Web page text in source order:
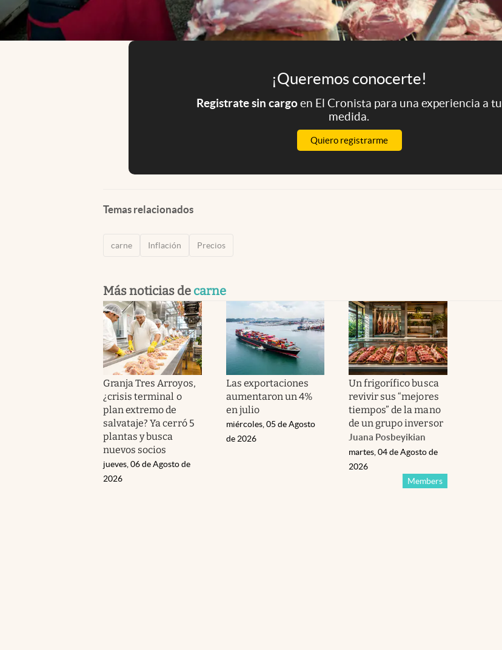
¡Queremos conocerte!
Registrate sin cargoen El Cronista para una experiencia a tu
medida.
Quiero registrarme
Temas relacionados
carne Inflación Precios
Más noticias de carne
Granja Tres Arroyos,
¿crisis terminal o
plan extremo de
salvataje? Ya cerró 5
plantas y busca
nuevos socios
jueves, 06 de Agosto de
2026
Las exportaciones
aumentaron un 4%
en julio
miércoles, 05 de Agosto
de 2026
Un frigorífico busca
revivir sus “mejores
tiempos” de la mano
de un grupo inversor
Juana Posbeyikian
Members
martes, 04 de Agosto de
2026